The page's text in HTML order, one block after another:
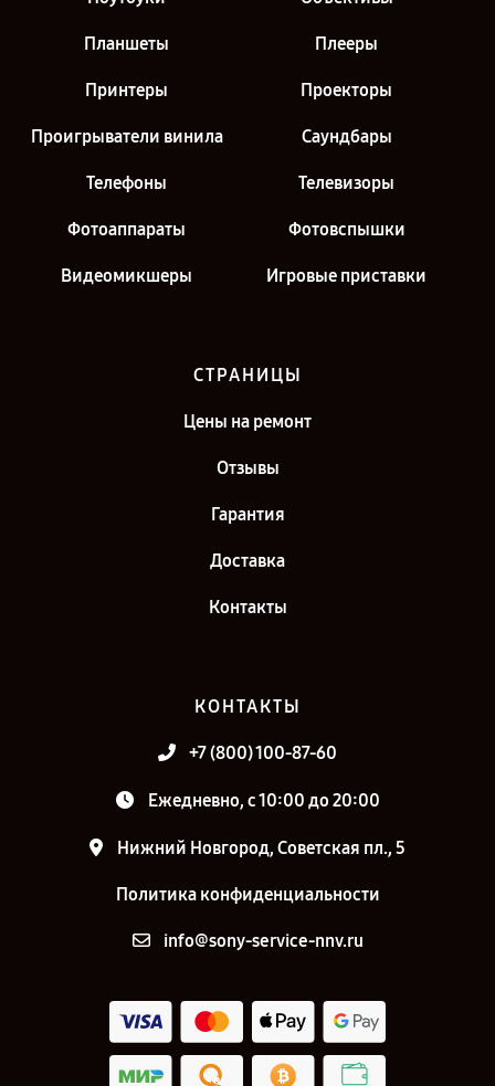
Планшеты Плееры
Принтеры Проекторы
Проигрыватели винила Саундбары
Телефоны Телевизоры
Фотоаппараты Фотовспышки
Видеомикшеры Игровые приставки
СТРАНИЦЫ
Цены на ремонт
Отзывы
Гарантия
Доставка
Контакты
КОНТАКТЫ
+7 (800) 100-87-60
Ежедневно, с 10:00 до 20:00
Нижний Новгород, Советская пл., 5
Политика конфиденциальности
info@sony-service-nnv.ru